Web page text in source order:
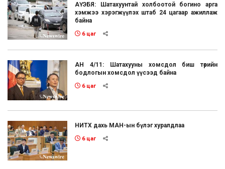
АҮЭБЯ: Шатахуунтай холбоотой богино арга
хэмжээ хэрэгжүүлэх штаб 24 цагаар ажиллаж
байна
6 цаг
АН 4/11: Шатахууны хомсдол биш төрийн
бодлогын хомсдол үүсээд байна
6 цаг
НИТХ дахь МАН-ын бүлэг хуралдлаа
6 цаг